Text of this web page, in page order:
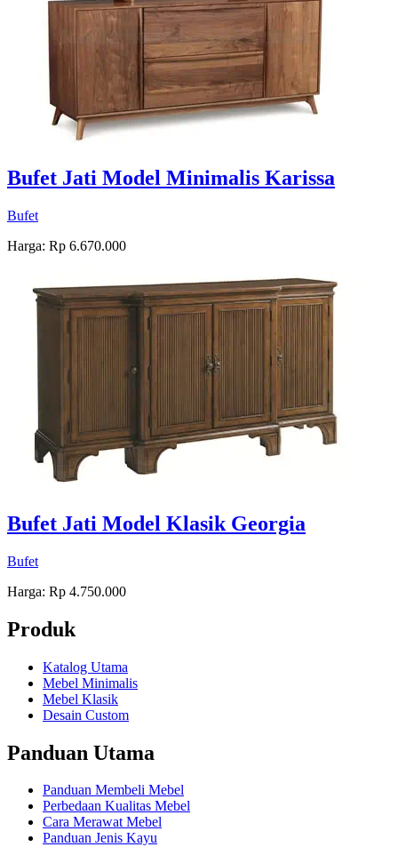
Bufet Jati Model Minimalis Karissa
Bufet
Harga: Rp 6.670.000
Bufet Jati Model Klasik Georgia
Bufet
Harga: Rp 4.750.000
Produk
Katalog Utama
Mebel Minimalis
Mebel Klasik
Desain Custom
Panduan Utama
Panduan Membeli Mebel
Perbedaan Kualitas Mebel
Cara Merawat Mebel
Panduan Jenis Kayu